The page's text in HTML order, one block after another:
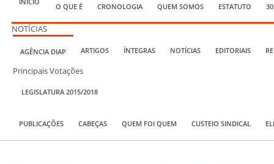
O QUE É CRONOLOGIA QUEM SOMOS ESTATUTO
NOTÍCIAS
AGÊNCIA DIAP ARTIGOS ÍNTEGRAS NOTÍCIAS EDITORIAIS
Principais Votações
LEGISLATURA 2015/2018
PUBLICAÇÕES CABEÇAS QUEM FOI QUEM CUSTEIO SINDICAL